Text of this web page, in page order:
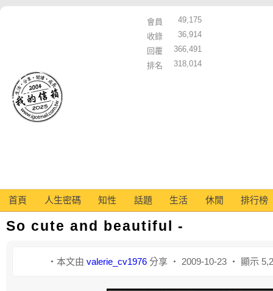
會員
49,175
收錄
36,914
回覆
366,491
排名
318,014
首頁 人生密碼 知性 話題 生活 休閒 排行榜
So cute and beautiful -
‧本文由valerie_cv1976 分享 ‧ 2009-10-23 ‧ 顯示